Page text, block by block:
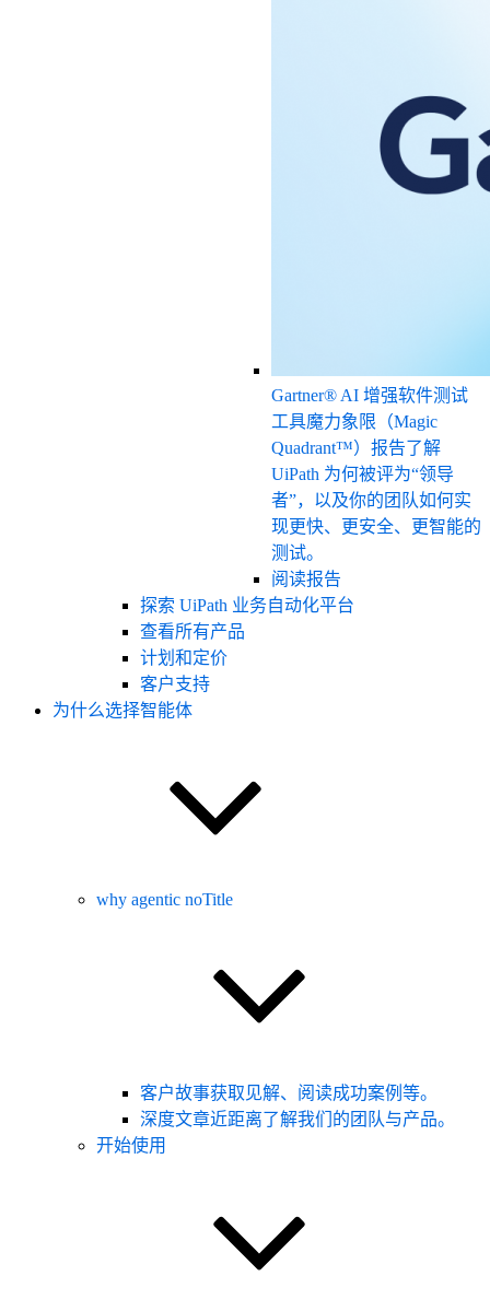
Gartner® AI 增强软件测试
工具魔力象限（Magic
Quadrant™）报告了解
UiPath 为何被评为“领导
者”，以及你的团队如何实
现更快、更安全、更智能的
测试。
阅读报告
探索 UiPath 业务自动化平台
查看所有产品
计划和定价
客户支持
为什么选择智能体
why agentic noTitle
客户故事获取见解、阅读成功案例等。
深度文章近距离了解我们的团队与产品。
开始使用